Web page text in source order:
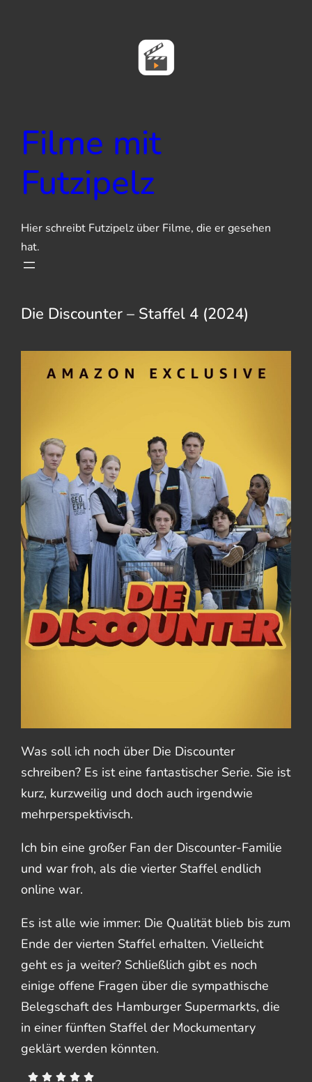
Filme mit
Futzipelz
Hier schreibt Futzipelz über Filme, die er gesehen
hat.
Die Discounter – Staffel 4 (2024)
Was soll ich noch über Die Discounter
schreiben? Es ist eine fantastischer Serie. Sie ist
kurz, kurzweilig und doch auch irgendwie
mehrperspektivisch.
Ich bin eine großer Fan der Discounter-Familie
und war froh, als die vierter Staffel endlich
online war.
Es ist alle wie immer: Die Qualität blieb bis zum
Ende der vierten Staffel erhalten. Vielleicht
geht es ja weiter? Schließlich gibt es noch
einige offene Fragen über die sympathische
Belegschaft des Hamburger Supermarkts, die
in einer fünften Staffel der Mockumentary
geklärt werden könnten.